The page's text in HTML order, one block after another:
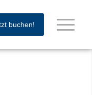
buchen!